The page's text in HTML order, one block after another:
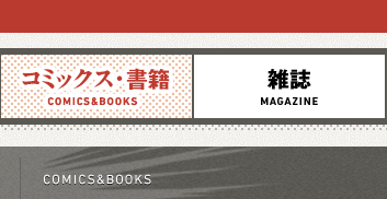
コミックス 雑誌